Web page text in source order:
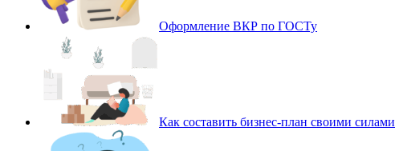
Оформление ВКР по ГОСТу
Как составить бизнес-план своими силами